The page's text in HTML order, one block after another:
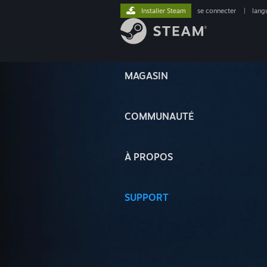
MAGASIN
COMMUNAUTÉ
À PROPOS
SUPPORT
Installer Steam se connecter